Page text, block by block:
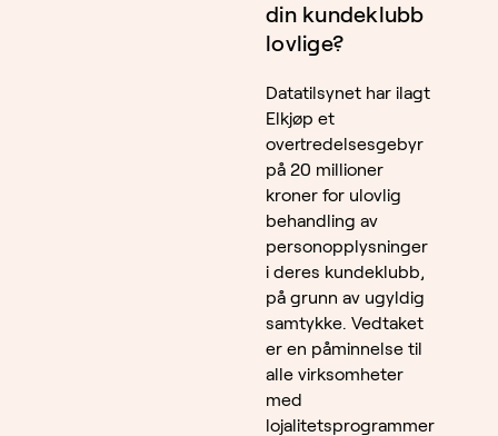
din kundeklubb
lovlige?
Datatilsynet har ilagt
Elkjøp et
overtredelsesgebyr
på 20 millioner
kroner for ulovlig
behandling av
personopplysninger
i deres kundeklubb,
på grunn av ugyldig
samtykke. Vedtaket
er en påminnelse til
alle virksomheter
med
lojalitetsprogrammer